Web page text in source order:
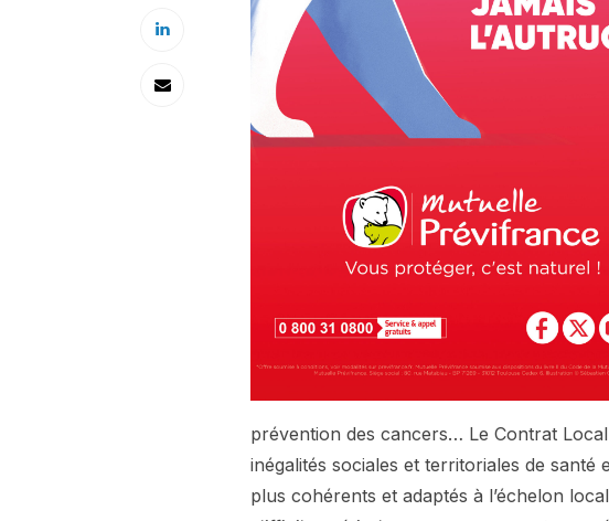
prévention des cancers… Le Contrat
inégalités sociales et territoriales de
plus cohérents et adaptés à l’échelon